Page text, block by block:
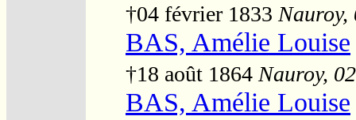
†04 février 1833 Nauroy,
BAS, Amélie Louise
†18 août 1864 Nauroy,
BAS, Amélie Louise